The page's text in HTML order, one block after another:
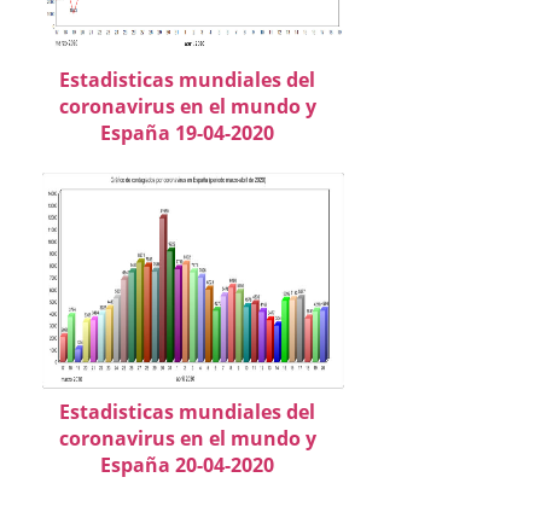
Estadisticas mundiales del
coronavirus en el mundo y
España 19-04-2020
Estadisticas mundiales del
coronavirus en el mundo y
España 20-04-2020